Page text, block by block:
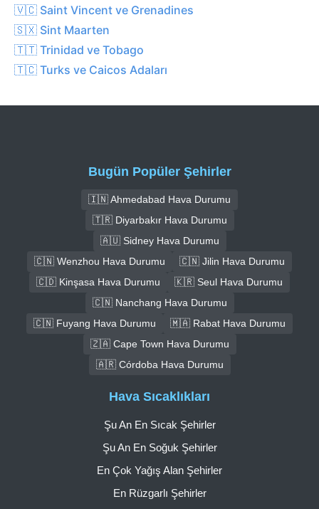
🇻🇨 Saint Vincent ve Grenadines
🇸🇽 Sint Maarten
🇹🇹 Trinidad ve Tobago
🇹🇨 Turks ve Caicos Adaları
Bugün Popüler Şehirler
🇮🇳 Ahmedabad Hava Durumu
🇹🇷 Diyarbakır Hava Durumu
🇦🇺 Sidney Hava Durumu
🇨🇳 Wenzhou Hava Durumu
🇨🇳 Jilin Hava Durumu
🇨🇩 Kinşasa Hava Durumu
🇰🇷 Seul Hava Durumu
🇨🇳 Nanchang Hava Durumu
🇨🇳 Fuyang Hava Durumu
🇲🇦 Rabat Hava Durumu
🇿🇦 Cape Town Hava Durumu
🇦🇷 Córdoba Hava Durumu
Hava Sıcaklıkları
Şu An En Sıcak Şehirler
Şu An En Soğuk Şehirler
En Çok Yağış Alan Şehirler
En Rüzgarlı Şehirler